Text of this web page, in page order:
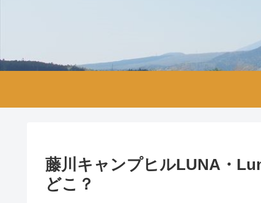
藤川キャンプヒルLUNA・
どこ？